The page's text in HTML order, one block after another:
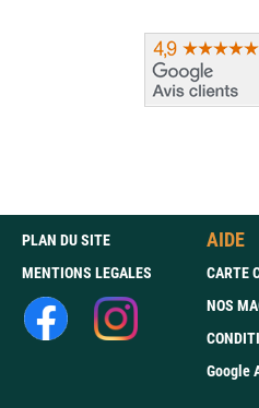
PLAN DU SITE
MENTIONS LEGALES
AIDE
CARTE
NOS
Google